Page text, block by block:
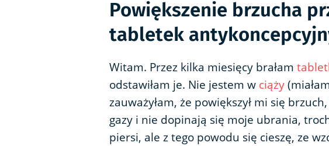
Powiększenie brzucha
tabletek
Witam. Przez kilka miesięcy brałam
odstawiłam je. Nie jestem w ciąży
zauważyłam, że powiększył mi się
gazy i nie dopinają się moje ubrania,
piersi, ale z tego powodu się cieszę, ze